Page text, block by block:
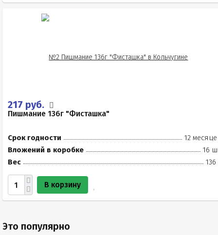
217 руб.
Пишмание 136г "Фисташка"
Срок годности
12
Вложений в коробке
16
Вес
136
В корзину
Это популярно